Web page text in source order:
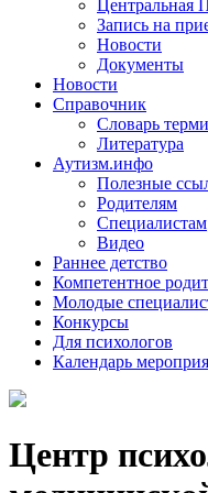
Запись на
Новости
Документы
Новости
Справочник
Словарь
Литература
Аутизм.инфо
Полезные
Родителям
Специалистам
Видео
Раннее детство
Компетентное
Молодые
Конкурсы
Для психологов
Календарь
Центр